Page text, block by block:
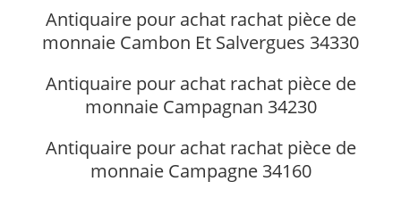
Antiquaire pour achat rachat pièce de
monnaie Cambon Et Salvergues 34330
Antiquaire pour achat rachat pièce de
monnaie Campagnan 34230
Antiquaire pour achat rachat pièce de
monnaie Campagne 34160